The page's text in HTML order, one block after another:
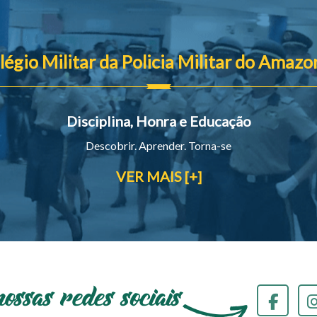
Militar da Policia Militar do
Disciplina, Honra e Educação
Descobrir. Aprender. Torna-se
VER MAIS [+]